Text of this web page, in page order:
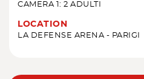
CAMERA 1: 2 ADULTI
LOCATION
LA DEFENSE ARENA - PARIGI